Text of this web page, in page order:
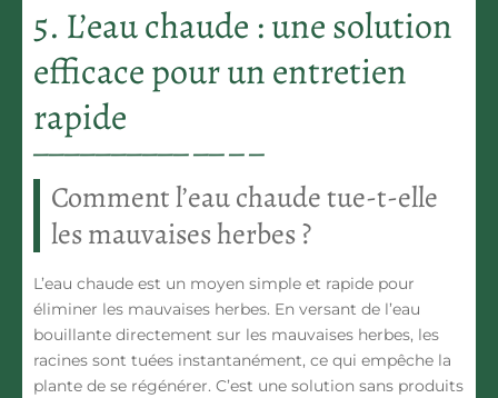
5. L’eau chaude : une solution
efficace pour un entretien
rapide
Comment l’eau chaude tue-t-elle
les mauvaises herbes ?
L’eau chaude est un moyen simple et rapide pour
éliminer les mauvaises herbes. En versant de l’eau
bouillante directement sur les mauvaises herbes, les
racines sont tuées instantanément, ce qui empêche la
plante de se régénérer. C’est une solution sans produits